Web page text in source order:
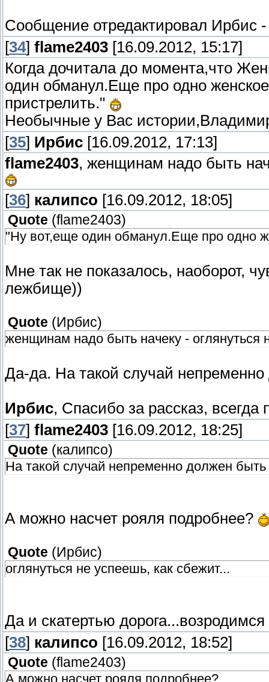
Сообщение отредактировал Ирбис
[34] flame2403 [16.09.2012, 15:17]
Когда дочитала до момента,что
один обманул.Еще про одно
пристрелить."
Необычные у Вас
[35] Ирбис [16.09.2012, 17:13]
flame2403, женщинам надо быть
[36] калипсо [16.09.2012, 18:05]
Quote (flame2403)
"Ну вот,еще один обманул.Еще про одно
Мне так не показалось, наоборот,
лежбище))
Quote (Ирбис)
женщинам надо быть начеку - оглянуться
Да-да. На такой случай
Ирбис, Спасибо за рассказ, всегда
[37] flame2403 [16.09.2012, 18:25]
Quote (калипсо)
На такой случай непременно должен быть
А можно насчет рояля подробнее?
Quote (Ирбис)
оглянуться не успеешь, как сбежит...
Да и скатертью
[38] калипсо [16.09.2012, 18:52]
Quote (flame2403)
А можно насчет рояля подробнее?